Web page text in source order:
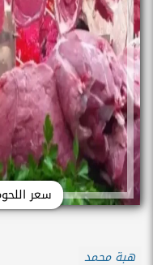
سعر
هبة محمد